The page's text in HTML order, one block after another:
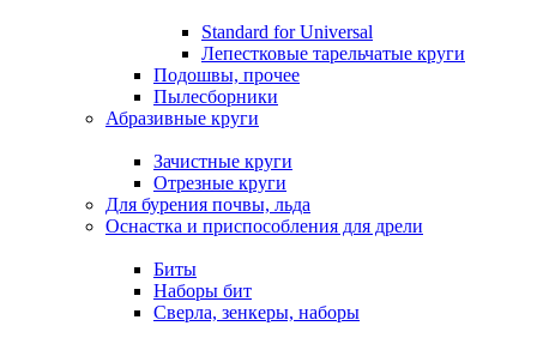
Standard for Universal
Лепестковые тарельчатые круги
Подошвы, прочее
Пылесборники
Абразивные круги
Зачистные круги
Отрезные круги
Для бурения почвы, льда
Оснастка и приспособления для дрели
Биты
Наборы бит
Сверла, зенкеры, наборы